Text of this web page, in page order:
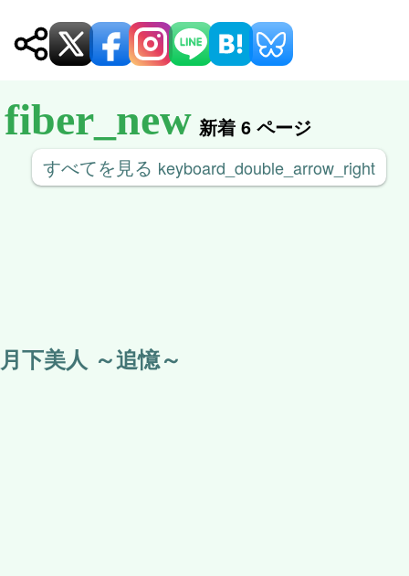
ョ
新着 6 ページ
すべてを見る keyboard_double_arrow_right
月下美人 ～追憶～